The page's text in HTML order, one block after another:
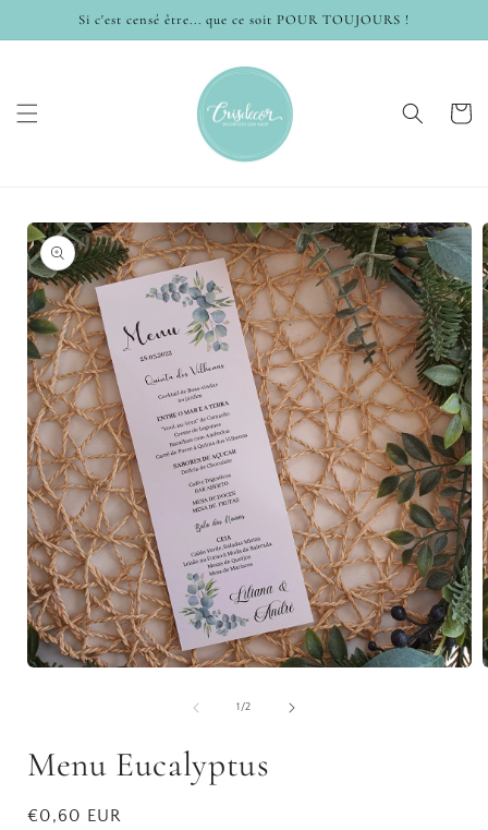
passer
au
Si c'est censé être... que ce soit POUR TOUJOURS !
Panier
Passer aux
informations
produits
une
fenêtre
1/de
2
Menu Eucalyptus
Prix
€0,60 EUR